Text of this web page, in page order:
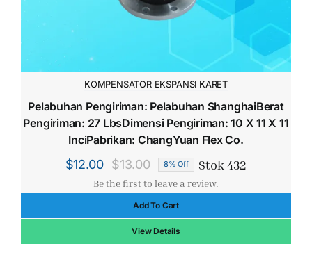
KOMPENSATOR EKSPANSI KARET
Pelabuhan Pengiriman: Pelabuhan ShanghaiBerat
Pengiriman: 27 LbsDimensi Pengiriman: 10 X 11 X 11
InciPabrikan: ChangYuan Flex Co.
$13.00
Harga
aslinya
adalah:
$13.00.
$12.00
Harga
saat
ini
adalah:
$12.00.
8% Off Stok 432
Be the first to leave a review.
Add To Cart
View Details